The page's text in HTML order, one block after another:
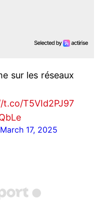
sur les réseaux
T5VId2PJ97
March 17, 2025